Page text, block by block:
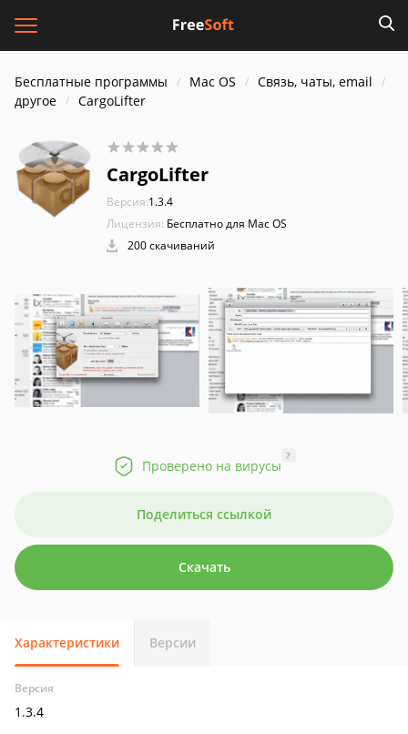
Бесплатные программы Mac OS
Связь, чаты, email
другое
CargoLifter
CargoLifter
Версия:1.3.4
Лицензия: Бесплатно для Mac OS
200 скачиваний
Проверено на вирусы
?
Поделиться ссылкой
Скачать
Характеристики Версии
Версия
1.3.4